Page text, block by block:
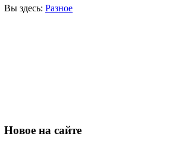
Вы здесь: Разное
Новое на сайте